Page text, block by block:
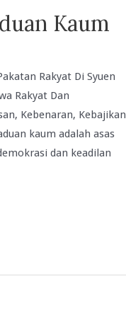
Kaum
Rakyat Di Syuen
Rakyat Dan
Kebenaran, Kebajikan
kaum adalah asas
dan keadilan